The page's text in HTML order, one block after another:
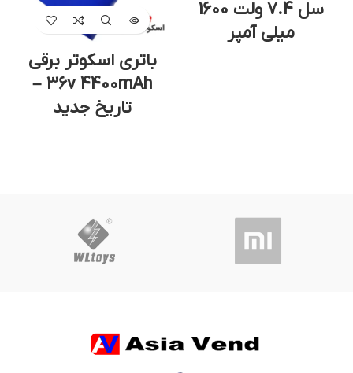
سل 7.4 ولت 1600
میلی آمپر
باتری اسکوتر برقی
36v 4400mAh –
تاریخ جدید